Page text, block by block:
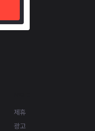
제휴
광고